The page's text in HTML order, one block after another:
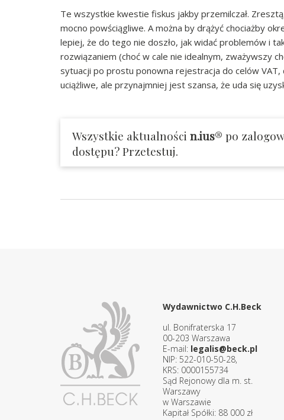
Te wszystkie kwestie fiskus jakby przemilczał.
mocno powściągliwe. A można by drążyć chociażby
lepiej, że do tego nie doszło, jak widać problemów i
rozwiązaniem (choć w cale nie idealnym, zważywszy
sytuacji po prostu ponowna rejestracja do celów
uciążliwe, ale przynajmniej jest szansa, że uda się
Wszystkie aktualności n.ius® po
dostępu? Przetestuj.
Wydawnictwo C.H.Beck
ul. Bonifraterska 17
00-203 Warszawa
E-mail: legalis@beck.pl
NIP: 522-010-50-28,
KRS: 0000155734
Sąd Rejonowy dla m. st.
Warszawy
w Warszawie
Kapitał Spółki: 88 000 zł